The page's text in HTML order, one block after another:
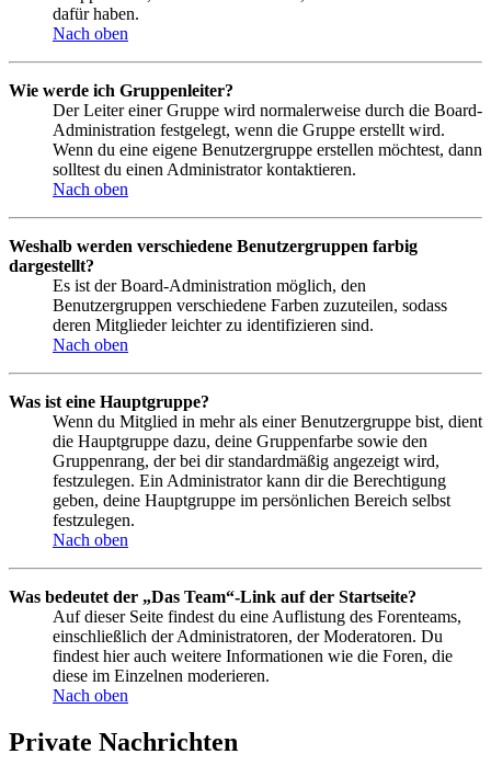
dafür haben.
Nach oben
Wie werde ich Gruppenleiter?
Der Leiter einer Gruppe wird normalerweise durch die Board-
Administration festgelegt, wenn die Gruppe erstellt wird.
Wenn du eine eigene Benutzergruppe erstellen möchtest, dann
solltest du einen Administrator kontaktieren.
Nach oben
Weshalb werden verschiedene Benutzergruppen farbig
dargestellt?
Es ist der Board-Administration möglich, den
Benutzergruppen verschiedene Farben zuzuteilen, sodass
deren Mitglieder leichter zu identifizieren sind.
Nach oben
Was ist eine Hauptgruppe?
Wenn du Mitglied in mehr als einer Benutzergruppe bist, dient
die Hauptgruppe dazu, deine Gruppenfarbe sowie den
Gruppenrang, der bei dir standardmäßig angezeigt wird,
festzulegen. Ein Administrator kann dir die Berechtigung
geben, deine Hauptgruppe im persönlichen Bereich selbst
festzulegen.
Nach oben
Was bedeutet der „Das Team“-Link auf der Startseite?
Auf dieser Seite findest du eine Auflistung des Forenteams,
einschließlich der Administratoren, der Moderatoren. Du
findest hier auch weitere Informationen wie die Foren, die
diese im Einzelnen moderieren.
Nach oben
Private Nachrichten